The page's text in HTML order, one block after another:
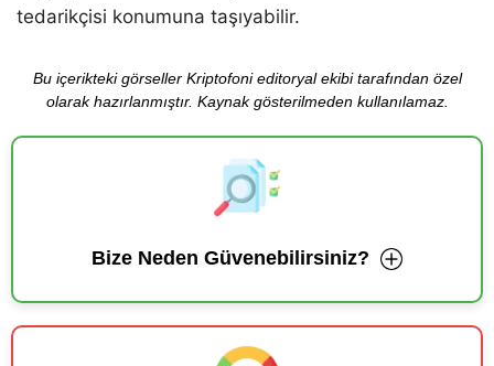
tedarikçisi konumuna taşıyabilir.
Bu içerikteki görseller Kriptofoni editoryal ekibi tarafından özel
olarak hazırlanmıştır. Kaynak gösterilmeden kullanılamaz.
Bize Neden Güvenebilirsiniz?